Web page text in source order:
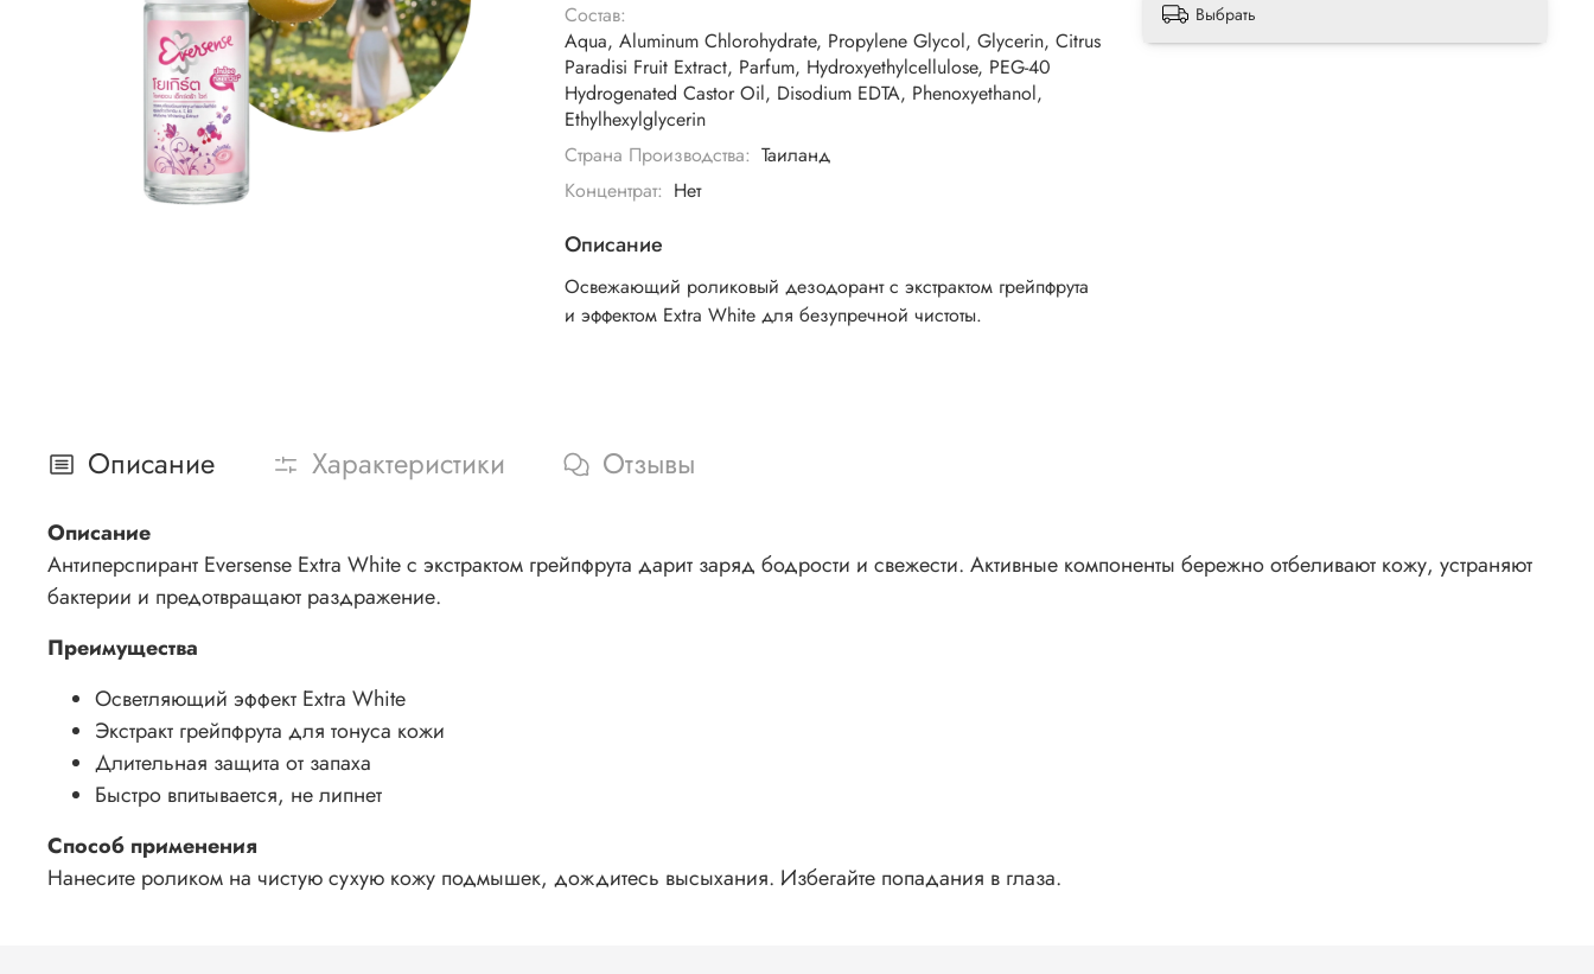
Состав:
Aqua, Aluminum Chlorohydrate, Propylene Glycol, Glycerin, Citrus
Paradisi Fruit Extract, Parfum, Hydroxyethylcellulose, PEG-40
Hydrogenated Castor Oil, Disodium EDTA, Phenoxyethanol,
Ethylhexylglycerin
Страна Производства: Таиланд
Концентрат: Нет
Описание
Освежающий роликовый дезодорант с экстрактом грейпфрута
и эффектом Extra White для безупречной чистоты.
Выбрать
Описание Характеристики Отзывы
Описание
Антиперспирант Eversense Extra White с экстрактом грейпфрута дарит заряд бодрости и свежести. Активные компоненты бережно отбеливают кожу, устраняют
бактерии и предотвращают раздражение.
Преимущества
Осветляющий эффект Extra White
Экстракт грейпфрута для тонуса кожи
Длительная защита от запаха
Быстро впитывается, не липнет
Способ применения
Нанесите роликом на чистую сухую кожу подмышек, дождитесь высыхания. Избегайте попадания в глаза.